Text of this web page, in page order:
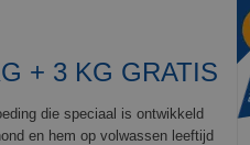
+ 3 KG GRATIS
die speciaal is ontwikkeld
en hem op volwassen leeftijd